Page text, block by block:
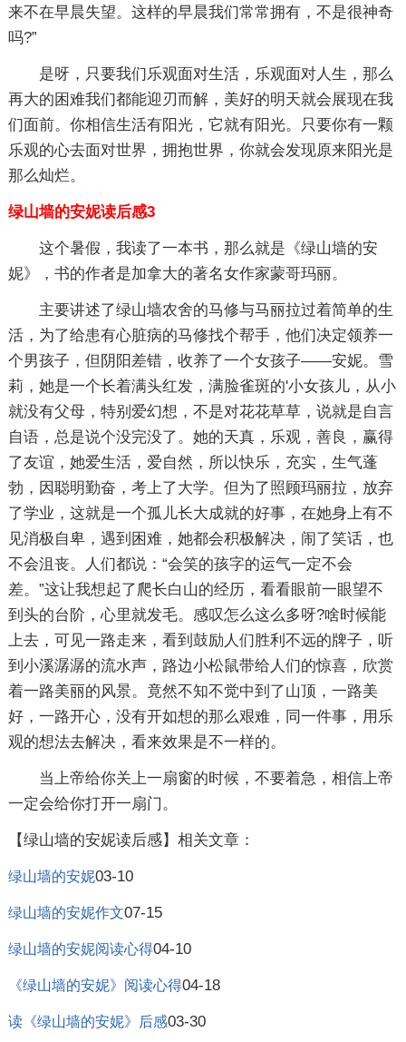
来不在早晨失望。这样的早晨我们常常拥有，不是很神奇
吗?”
是呀，只要我们乐观面对生活，乐观面对人生，那么
再大的困难我们都能迎刃而解，美好的明天就会展现在我
们面前。你相信生活有阳光，它就有阳光。只要你有一颗
乐观的心去面对世界，拥抱世界，你就会发现原来阳光是
那么灿烂。
绿山墙的安妮读后感3
这个暑假，我读了一本书，那么就是《绿山墙的安
妮》，书的作者是加拿大的著名女作家蒙哥玛丽。
主要讲述了绿山墙农舍的马修与马丽拉过着简单的生
活，为了给患有心脏病的马修找个帮手，他们决定领养一
个男孩子，但阴阳差错，收养了一个女孩子——安妮。雪
莉，她是一个长着满头红发，满脸雀斑的'小女孩儿，从小
就没有父母，特别爱幻想，不是对花花草草，说就是自言
自语，总是说个没完没了。她的天真，乐观，善良，赢得
了友谊，她爱生活，爱自然，所以快乐，充实，生气蓬
勃，因聪明勤奋，考上了大学。但为了照顾玛丽拉，放弃
了学业，这就是一个孤儿长大成就的好事，在她身上有不
见消极自卑，遇到困难，她都会积极解决，闹了笑话，也
不会沮丧。人们都说：“会笑的孩字的运气一定不会
差。”这让我想起了爬长白山的经历，看看眼前一眼望不
到头的台阶，心里就发毛。感叹怎么这么多呀?啥时候能
上去，可见一路走来，看到鼓励人们胜利不远的牌子，听
到小溪潺潺的流水声，路边小松鼠带给人们的惊喜，欣赏
着一路美丽的风景。竟然不知不觉中到了山顶，一路美
好，一路开心，没有开如想的那么艰难，同一件事，用乐
观的想法去解决，看来效果是不一样的。
当上帝给你关上一扇窗的时候，不要着急，相信上帝
一定会给你打开一扇门。
【绿山墙的安妮读后感】相关文章：
绿山墙的安妮03-10
绿山墙的安妮作文07-15
绿山墙的安妮阅读心得04-10
《绿山墙的安妮》阅读心得04-18
读《绿山墙的安妮》后感03-30